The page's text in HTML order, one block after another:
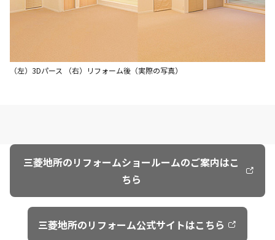
（左）3Dパース （右）リフォーム後（実際の写真）
三菱地所のリフォームショールームのご案内はこ
ちら
三菱地所のリフォーム公式サイトはこちら